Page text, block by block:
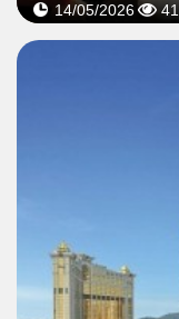
14/05/2026